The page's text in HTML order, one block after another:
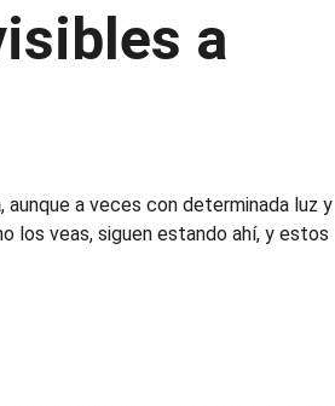
a
, aunque a veces con determinada luz y
los veas, siguen estando ahí, y estos